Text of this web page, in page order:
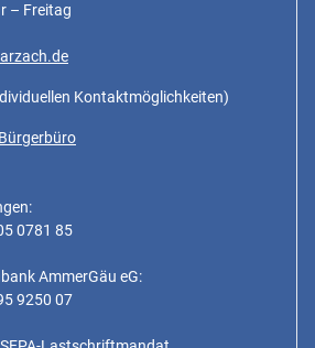
– Freitag
Kontaktmöglichkeiten)
0781 85
AmmerGäu eG:
9250 07